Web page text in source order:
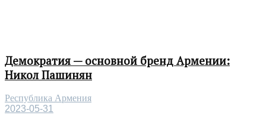
Демократия — основной бренд Армении:
Никол Пашинян
Республика Армения
2023-05-31